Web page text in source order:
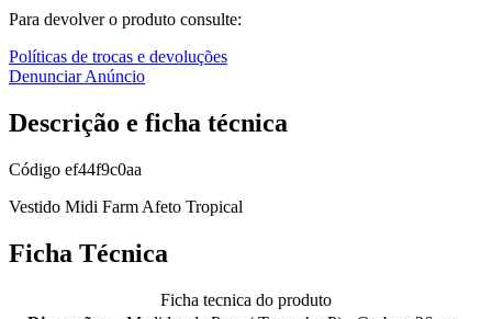
Para devolver o produto consulte:
Políticas de trocas e devoluções
Denunciar Anúncio
Descrição e ficha técnica
Código ef44f9c0aa
Vestido Midi Farm Afeto Tropical
Ficha Técnica
Ficha tecnica do produto